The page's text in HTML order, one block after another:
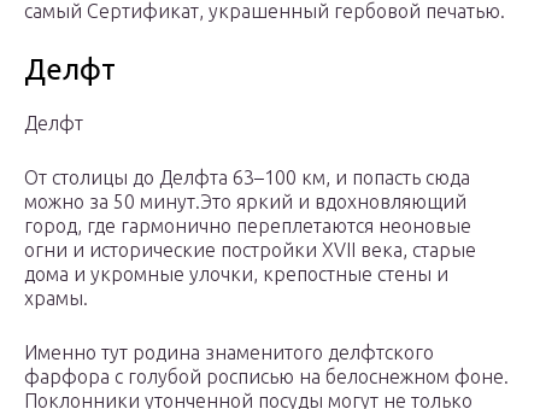
самый Сертификат, украшенный гербовой печатью.
Делфт
Делфт
От столицы до Делфта 63–100 км, и попасть сюда
можно за 50 минут.Это яркий и вдохновляющий
город, где гармонично переплетаются неоновые
огни и исторические постройки XVII века, старые
дома и укромные улочки, крепостные стены и
храмы.
Именно тут родина знаменитого делфтского
фарфора с голубой росписью на белоснежном фоне.
Поклонники утонченной посуды могут не только